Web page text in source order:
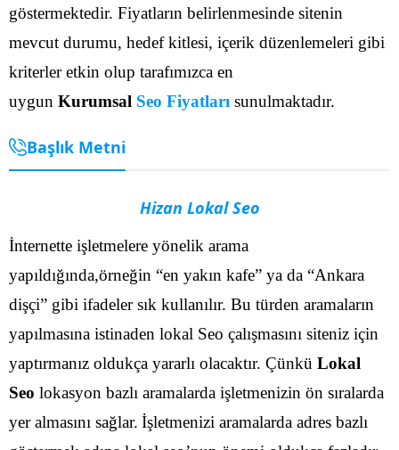
göstermektedir. Fiyatların belirlenmesinde sitenin
mevcut durumu, hedef kitlesi, içerik düzenlemeleri gibi
kriterler etkin olup tarafımızca en
uygun Kurumsal Seo Fiyatları sunulmaktadır.
Başlık Metni
Hizan Lokal Seo
İnternette işletmelere yönelik arama
yapıldığında,örneğin “en yakın kafe” ya da “Ankara
dişçi” gibi ifadeler sık kullanılır. Bu türden aramaların
yapılmasına istinaden lokal Seo çalışmasını siteniz için
yaptırmanız oldukça yararlı olacaktır. Çünkü Lokal
Seo lokasyon bazlı aramalarda işletmenizin ön sıralarda
yer almasını sağlar. İşletmenizi aramalarda adres bazlı